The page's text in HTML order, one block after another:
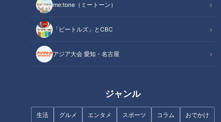
me:tone（ミートーン）
「ビートルズ」とCBC
アジア大会 愛知・名古屋
ジャンル
生活 グルメ エンタメ スポーツ コラム おでかけ
る方法